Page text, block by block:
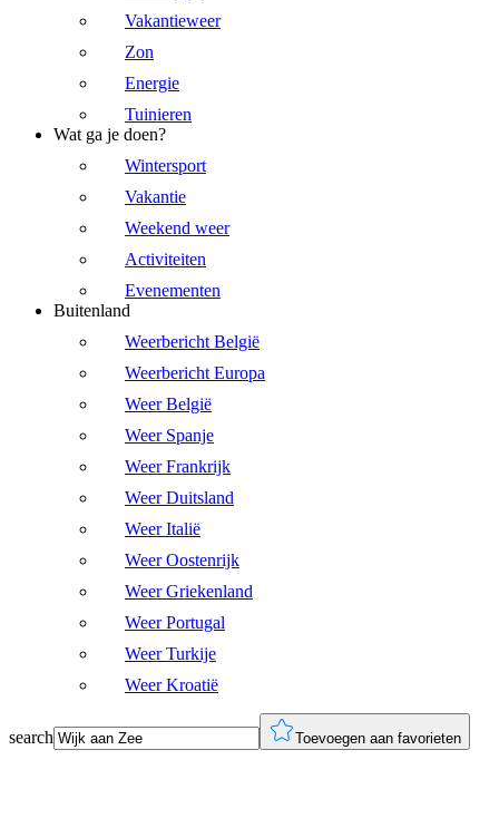
Vakantieweer
Zon
Energie
Tuinieren
Wat ga je doen?
Wintersport
Vakantie
Weekend weer
Activiteiten
Evenementen
Buitenland
Weerbericht België
Weerbericht Europa
Weer België
Weer Spanje
Weer Frankrijk
Weer Duitsland
Weer Italië
Weer Oostenrijk
Weer Griekenland
Weer Portugal
Weer Turkije
Weer Kroatië
search Toevoegen aan favorieten